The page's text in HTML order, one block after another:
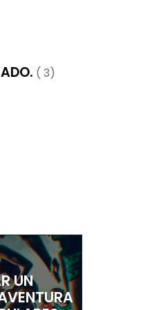
( 3)
UN